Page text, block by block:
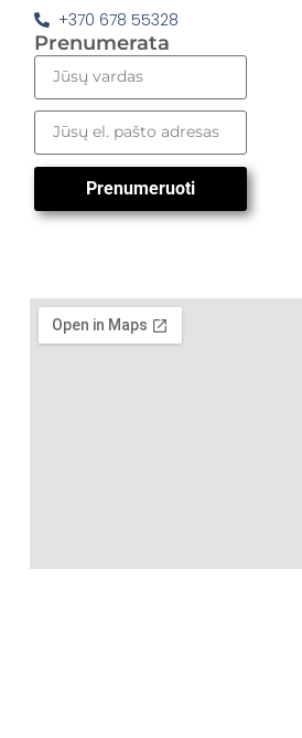
+370 678 55328
Prenumerata
Prenumeruoti